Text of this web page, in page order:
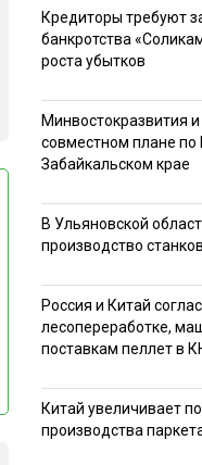
Кредиторы требуют
банкротства
роста убытков
Минвостокразвития
совместном плане
Забайкальском крае
В Ульяновской
производство
Россия и Китай
лесопереработке,
поставкам пеллет в
Китай увеличивает
производства